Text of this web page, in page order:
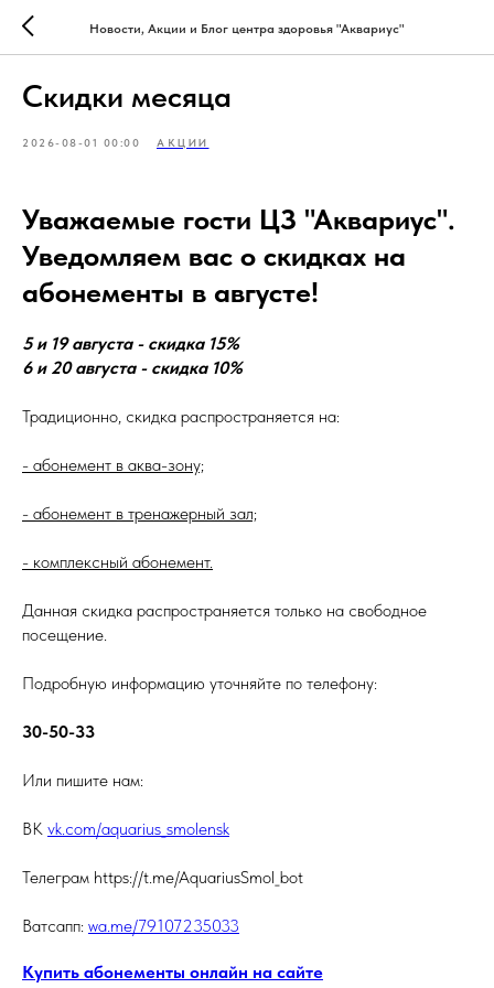
Новости, Акции и Блог центра здоровья "Аквариус"
Скидки месяца
2026-08-01 00:00 АКЦИИ
Уважаемые гости ЦЗ "Аквариус".
Уведомляем вас о скидках на
абонементы в августе!
5 и 19 августа - скидка 15%
6 и 20 августа - скидка 10%
Традиционно, скидка распространяется на:
- абонемент в аква-зону;
- абонемент в тренажерный зал;
- комплексный абонемент.
Данная скидка распространяется только на свободное
посещение.
Подробную информацию уточняйте по телефону:
30-50-33
Или пишите нам:
ВК vk.com/aquarius_smolensk
Телеграм https://t.me/AquariusSmol_bot
Ватсапп: wa.me/79107235033
Купить абонементы онлайн на сайте